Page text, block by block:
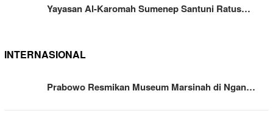
Yayasan Al-Karomah Sumenep Santuni Ratus…
INTERNASIONAL
Prabowo Resmikan Museum Marsinah di Ngan…